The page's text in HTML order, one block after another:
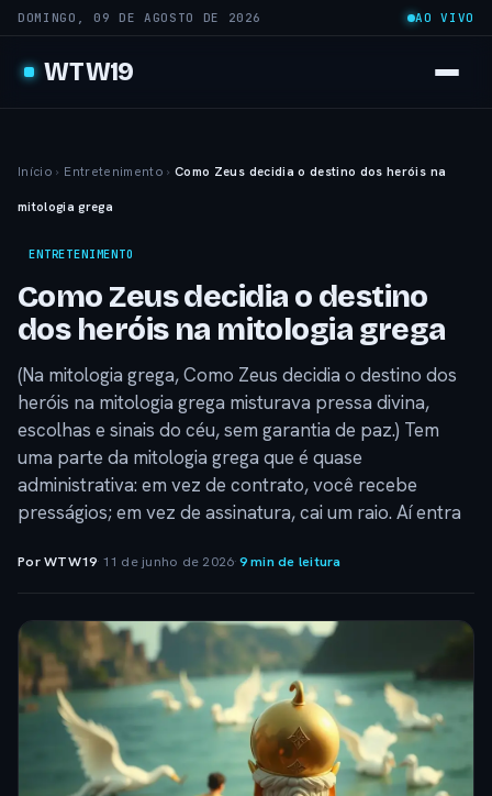
DOMINGO, 09 DE AGOSTO DE 2026 AO VIVO
WTW19
Início › Entretenimento › Como Zeus decidia o destino dos heróis na
mitologia grega
ENTRETENIMENTO
Como Zeus decidia o destino
dos heróis na mitologia grega
(Na mitologia grega, Como Zeus decidia o destino dos
heróis na mitologia grega misturava pressa divina,
escolhas e sinais do céu, sem garantia de paz.) Tem
uma parte da mitologia grega que é quase
administrativa: em vez de contrato, você recebe
presságios; em vez de assinatura, cai um raio. Aí entra
Por WTW19· 11 de junho de 2026·9 min de leitura